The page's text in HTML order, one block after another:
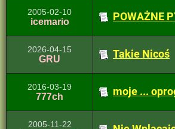
2005-02-10
icemario POWAŻNE
2026-04-15
GRU Takie Nicoś
2016-03-19
777ch moje ...
2005-11-22